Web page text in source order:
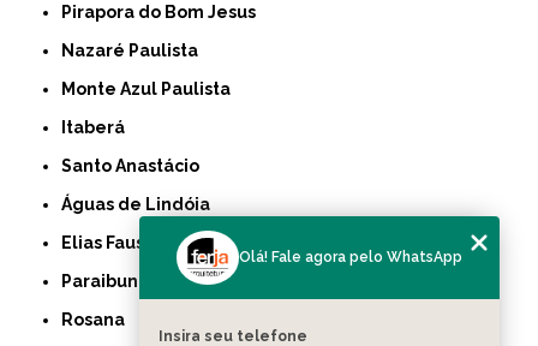
Pirapora do Bom Jesus
Nazaré Paulista
Monte Azul Paulista
Itaberá
Santo Anastácio
Águas de Lindóia
Elias Fausto
Paraibuna
Rosana
Olá! Fale agora pelo WhatsApp
Insira seu telefone